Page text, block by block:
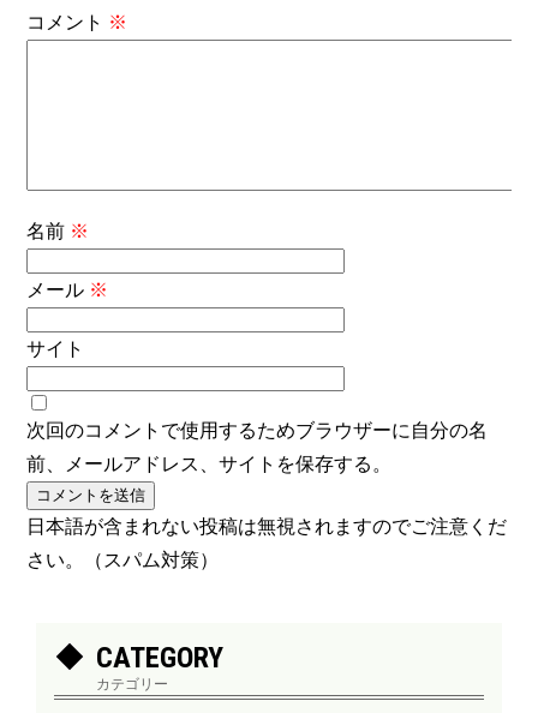
コメント ※
名前 ※
メール ※
サイト
次回のコメントで使用するためブラウザーに自分の名
前、メールアドレス、サイトを保存する。
日本語が含まれない投稿は無視されますのでご注意くだ
さい。（スパム対策）
CATEGORY
カテゴリー